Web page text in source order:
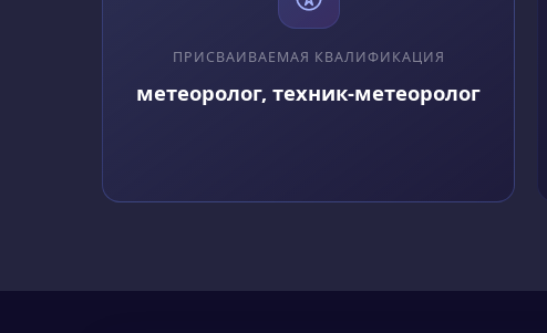
Должностные обязанности:
Основные обязанности
Сбор и анализ данных о
Изучение атмосферных
Разработка и
Создание прогнозов
Востребованность в
ПРИСВАИВАЕМАЯ КВАЛИФИКАЦИЯ
метеоролог, техник-метеоролог